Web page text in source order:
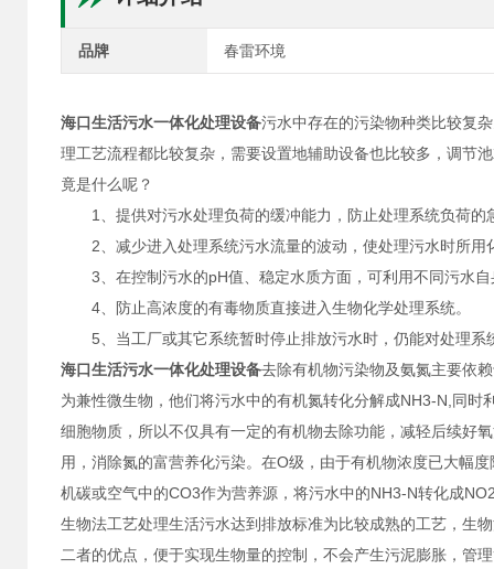
品牌 春雷环境
海口生活污水一体化处理设备污水中存在的污染物种类比较复
理工艺流程都比较复杂，需要设置地辅助设备也比较多，调节
竟是什么呢？
1、提供对污水处理负荷的缓冲能力，防止处理系统负荷的
2、减少进入处理系统污水流量的波动，使处理污水时所用
3、在控制污水的pH值、稳定水质方面，可利用不同污水自
4、防止高浓度的有毒物质直接进入生物化学处理系统。
5、当工厂或其它系统暂时停止排放污水时，仍能对处理系
海口生活污水一体化处理设备去除有机物污染物及氨氮主要依
为兼性微生物，他们将污水中的有机氮转化分解成NH3-N,同
细胞物质，所以不仅具有一定的有机物去除功能，减轻后续好
用，消除氮的富营养化污染。在O级，由于有机物浓度已大幅
机碳或空气中的CO3作为营养源，将污水中的NH3-N转化成
生物法工艺处理生活污水达到排放标准为比较成熟的工艺，生
二者的优点，便于实现生物量的控制，不会产生污泥膨胀，管